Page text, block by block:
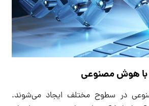
با هوش مصنوعی
در سطوح مختلف ایجاد می‌شوند.